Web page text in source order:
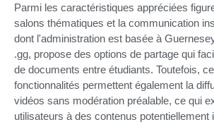
Parmi les caractéristiques appréciées
salons thématiques et la communication
dont l'administration est basée à
.gg, propose des options de partage qui
de documents entre étudiants. Toutefois,
fonctionnalités permettent également la
vidéos sans modération préalable, ce qui
utilisateurs à des contenus potentiellement